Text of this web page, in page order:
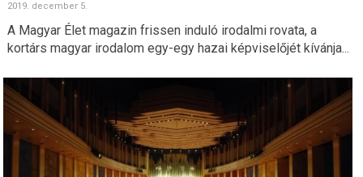
2019. december 5.
A Magyar Élet magazin frissen induló irodalmi rovata, a
kortárs magyar irodalom egy-egy hazai képviselőjét kívánja...